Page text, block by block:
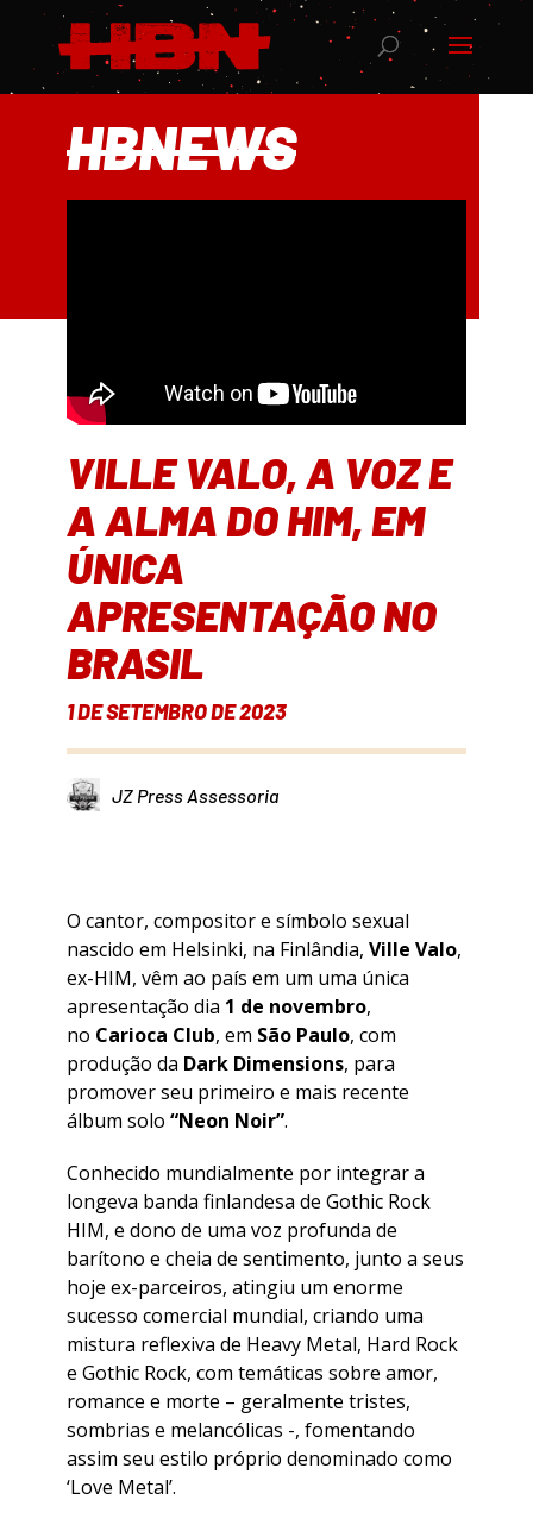
HBNEWS
VILLE VALO, A VOZ E
A ALMA DO HIM, EM
ÚNICA
APRESENTAÇÃO NO
BRASIL
1 DE SETEMBRO DE 2023
JZ Press Assessoria
O cantor, compositor e símbolo sexual
nascido em Helsinki, na Finlândia, Ville Valo,
ex-HIM, vêm ao país em um uma única
apresentação dia 1 de novembro,
no Carioca Club, em São Paulo, com
produção da Dark Dimensions, para
promover seu primeiro e mais recente
álbum solo “Neon Noir”.
Conhecido mundialmente por integrar a
longeva banda finlandesa de Gothic Rock
HIM, e dono de uma voz profunda de
barítono e cheia de sentimento, junto a seus
hoje ex-parceiros, atingiu um enorme
sucesso comercial mundial, criando uma
mistura reflexiva de Heavy Metal, Hard Rock
e Gothic Rock, com temáticas sobre amor,
romance e morte – geralmente tristes,
sombrias e melancólicas -, fomentando
assim seu estilo próprio denominado como
‘Love Metal’.